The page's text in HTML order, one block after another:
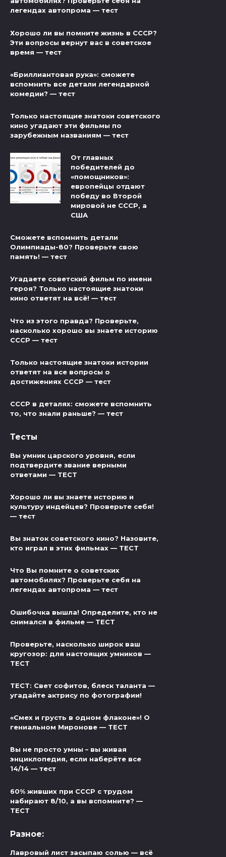
легендах автопрома — тест
Хорошо ли вы помните жизнь в СССР?
Эти вопросы вернут вас в советское
время — тест
«Бриллиантовая рука»: сможете
вспомнить все детали легендарной
комедии? — тест
Только настоящие знатоки советского
кино угадают эти фильмы по
зарубежным названиям — тест
От главных
победителей до
«помощников»:
европейцы отдают
победу во Второй
мировой не СССР, а
США
Сможете вспомнить детали
Олимпиады-80? Проверьте свою
память! — тест
Угадаете советский фильм по имени
героя? Только настоящие знатоки
кино ответят на всё! — тест
Что из этого правда? Проверьте,
насколько хорошо вы знаете историю
СССР — тест
Только настоящие знатоки истории
ответят на все вопросы о
достижениях СССР — тест
СССР в деталях: сможете вспомнить
то, что знали раньше? — тест
Тесты
Вы умник царского уровня, если
подтвердите звание верными
ответами — ТЕСТ
Хорошо ли вы знаете историю и
культуру индейцев? Проверьте себя!
— тест
Вы знаток советского кино? Назовите,
кто играл в этих фильмах — ТЕСТ
Что Вы помните о советских
автомобилях? Проверьте себя на
легендах автопрома — тест
Ошибочка вышла! Определите, кто не
снимался в фильме — ТЕСТ
Проверьте, насколько широк ваш
кругозор: для настоящих умников —
ТЕСТ
ТЕСТ: Свет софитов, блеск таланта —
угадайте актрису по фотографии!
«Смех и грусть в одном флаконе»! О
гениальном Миронове — ТЕСТ
Вы не просто умны – вы живая
энциклопедия, если наберёте все
14/14 — тест
60% живших при СССР с трудом
набирают 8/10, а вы вспомните? —
ТЕСТ
Разное:
Лавровый лист засыпаю солью — всё